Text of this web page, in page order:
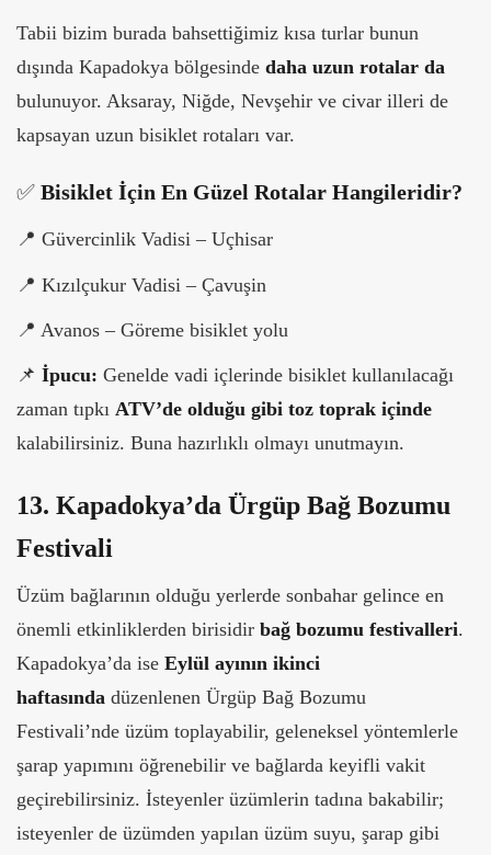
Tabii bizim burada bahsettiğimiz kısa turlar bunun
dışında Kapadokya bölgesinde daha uzun rotalar da
bulunuyor. Aksaray, Niğde, Nevşehir ve civar illeri de
kapsayan uzun bisiklet rotaları var.
✅ Bisiklet İçin En Güzel Rotalar Hangileridir?
📍 Güvercinlik Vadisi – Uçhisar
📍 Kızılçukur Vadisi – Çavuşin
📍 Avanos – Göreme bisiklet yolu
📌 İpucu: Genelde vadi içlerinde bisiklet kullanılacağı
zaman tıpkı ATV’de olduğu gibi toz toprak içinde
kalabilirsiniz. Buna hazırlıklı olmayı unutmayın.
13. Kapadokya’da Ürgüp Bağ Bozumu
Festivali
Üzüm bağlarının olduğu yerlerde sonbahar gelince en
önemli etkinliklerden birisidir bağ bozumu festivalleri.
Kapadokya’da ise Eylül ayının ikinci
haftasında düzenlenen Ürgüp Bağ Bozumu
Festivali’nde üzüm toplayabilir, geleneksel yöntemlerle
şarap yapımını öğrenebilir ve bağlarda keyifli vakit
geçirebilirsiniz. İsteyenler üzümlerin tadına bakabilir;
isteyenler de üzümden yapılan üzüm suyu, şarap gibi